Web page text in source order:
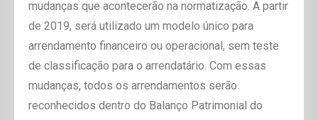
mudanças que acontecerão na normatização. A partir
de 2019, será utilizado um modelo único para
arrendamento financeiro ou operacional, sem teste
de classificação para o arrendatário. Com essas
mudanças, todos os arrendamentos serão
reconhecidos dentro do Balanço Patrimonial do